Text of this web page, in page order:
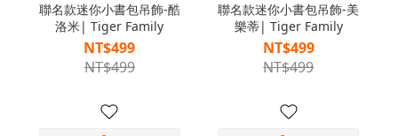
聯名款迷你小書包吊飾-酷
洛米| Tiger Family
NT$499
NT$499
聯名款迷你小書包吊飾-美
樂蒂| Tiger Family
NT$499
NT$499